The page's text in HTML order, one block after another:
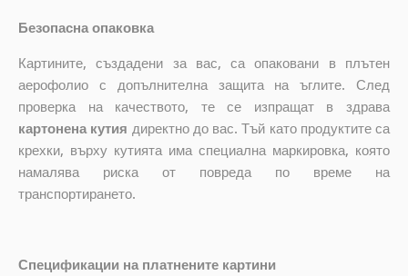
Безопасна опаковка
Картините, създадени за вас, са опаковани в плътен
аерофолио с допълнителна защита на ъглите. След
проверка на качеството, те се изпращат в здрава
картонена кутия директно до вас. Тъй като продуктите са
крехки, върху кутията има специална маркировка, която
намалява риска от повреда по време на
транспортирането.
Спецификации на платнените картини